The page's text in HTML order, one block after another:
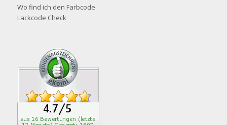
Wo find ich den Farbcode
Lackcode Check